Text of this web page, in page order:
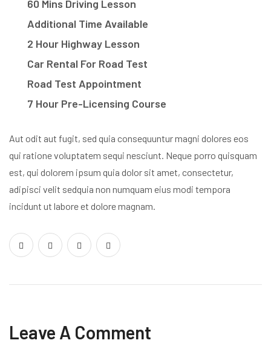
60 Mins Driving Lesson
Additional Time Available
2 Hour Highway Lesson
Car Rental For Road Test
Road Test Appointment
7 Hour Pre-Licensing Course
Aut odit aut fugit, sed quia consequuntur magni dolores eos
qui ratione voluptatem sequi nesciunt. Neque porro quisquam
est, qui dolorem ipsum quia dolor sit amet, consectetur,
adipisci velit sedquia non numquam eius modi tempora
incidunt ut labore et dolore magnam.
Leave A Comment